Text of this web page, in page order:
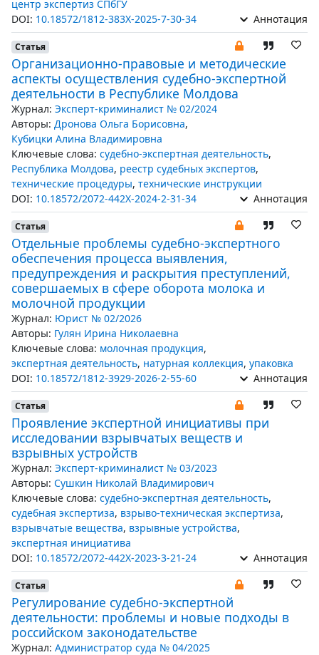
центр экспертиз СПбГУ
DOI: 10.18572/1812-383X-2025-7-30-34 Аннотация
Статья
Организационно-правовые и методические
аспекты осуществления судебно-экспертной
деятельности в Республике Молдова
Журнал: Эксперт-криминалист № 02/2024
Авторы: Дронова Ольга Борисовна,
Кубицки Алина Владимировна
Ключевые слова: судебно-экспертная деятельность,
Республика Молдова, реестр судебных экспертов,
технические процедуры, технические инструкции
DOI: 10.18572/2072-442X-2024-2-31-34 Аннотация
Статья
Отдельные проблемы судебно-экспертного
обеспечения процесса выявления,
предупреждения и раскрытия преступлений,
совершаемых в сфере оборота молока и
молочной продукции
Журнал: Юрист № 02/2026
Авторы: Гулян Ирина Николаевна
Ключевые слова: молочная продукция,
экспертная деятельность, натурная коллекция, упаковка
DOI: 10.18572/1812-3929-2026-2-55-60 Аннотация
Статья
Проявление экспертной инициативы при
исследовании взрывчатых веществ и
взрывных устройств
Журнал: Эксперт-криминалист № 03/2023
Авторы: Сушкин Николай Владимирович
Ключевые слова: судебно-экспертная деятельность,
судебная экспертиза, взрыво-техническая экспертиза,
взрывчатые вещества, взрывные устройства,
экспертная инициатива
DOI: 10.18572/2072-442X-2023-3-21-24 Аннотация
Статья
Регулирование судебно-экспертной
деятельности: проблемы и новые подходы в
российском законодательстве
Журнал: Администратор суда № 04/2025